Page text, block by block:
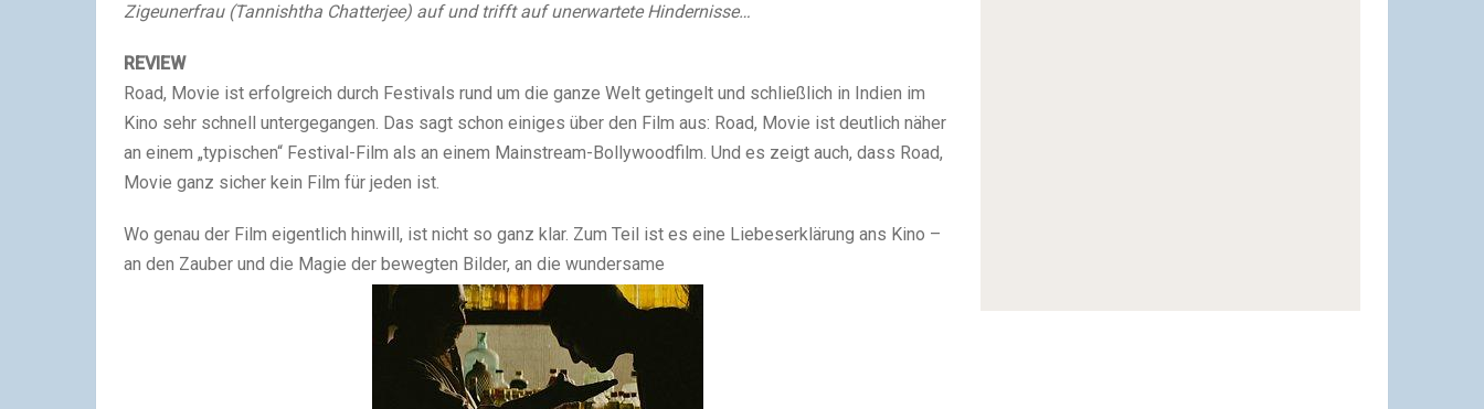
Zigeunerfrau (Tannishtha Chatterjee) auf und trifft auf unerwartete Hindernisse…
REVIEW
Road, Movie ist erfolgreich durch Festivals rund um die ganze Welt getingelt und schließlich in Indien im
Kino sehr schnell untergegangen. Das sagt schon einiges über den Film aus: Road, Movie ist deutlich näher
an einem „typischen“ Festival-Film als an einem Mainstream-Bollywoodfilm. Und es zeigt auch, dass Road,
Movie ganz sicher kein Film für jeden ist.
Wo genau der Film eigentlich hinwill, ist nicht so ganz klar. Zum Teil ist es eine Liebeserklärung ans Kino –
an den Zauber und die Magie der bewegten Bilder, an die wundersame